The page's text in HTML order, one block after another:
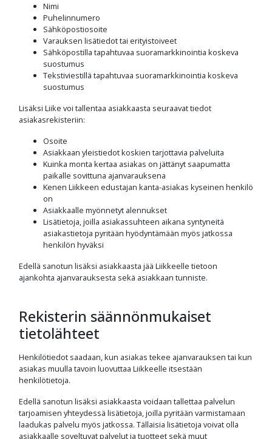
Nimi
Puhelinnumero
Sähköpostiosoite
Varauksen lisätiedot tai erityistoiveet
Sähköpostilla tapahtuvaa suoramarkkinointia koskeva
suostumus
Tekstiviestillä tapahtuvaa suoramarkkinointia koskeva
suostumus
Lisäksi Liike voi tallentaa asiakkaasta seuraavat tiedot
asiakasrekisteriin:
Osoite
Asiakkaan yleistiedot koskien tarjottavia palveluita
Kuinka monta kertaa asiakas on jättänyt saapumatta
paikalle sovittuna ajanvarauksena
Kenen Liikkeen edustajan kanta-asiakas kyseinen henkilö
on
Asiakkaalle myönnetyt alennukset
Lisätietoja, joilla asiakassuhteen aikana syntyneitä
asiakastietoja pyritään hyödyntämään myös jatkossa
henkilön hyväksi
Edellä sanotun lisäksi asiakkaasta jää Liikkeelle tietoon
ajankohta ajanvarauksesta sekä asiakkaan tunniste.
Rekisterin säännönmukaiset
tietolähteet
Henkilötiedot saadaan, kun asiakas tekee ajanvarauksen tai kun
asiakas muulla tavoin luovuttaa Liikkeelle itsestään
henkilötietoja.
Edellä sanotun lisäksi asiakkaasta voidaan tallettaa palvelun
tarjoamisen yhteydessä lisätietoja, joilla pyritään varmistamaan
laadukas palvelu myös jatkossa. Tällaisia lisätietoja voivat olla
asiakkaalle soveltuvat palvelut ja tuotteet sekä muut